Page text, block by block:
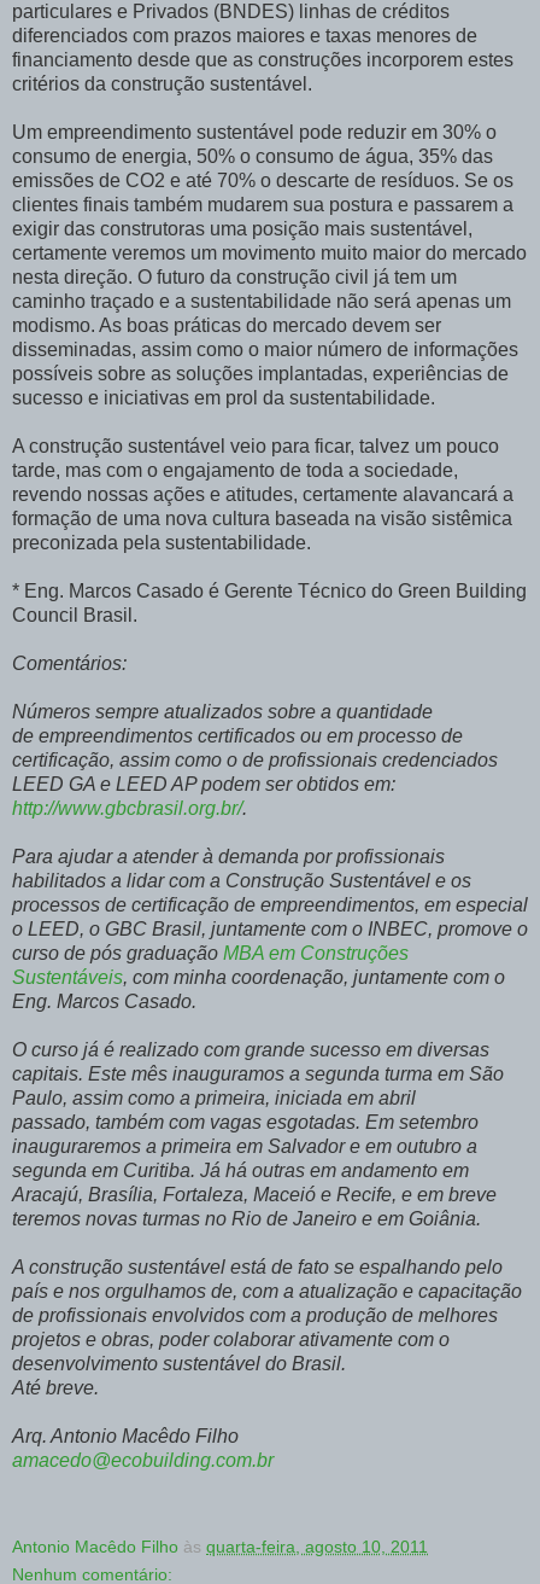
particulares e Privados (BNDES) linhas de créditos
diferenciados com prazos maiores e taxas menores de
financiamento desde que as construções incorporem estes
critérios da construção sustentável.
Um empreendimento sustentável pode reduzir em 30% o
consumo de energia, 50% o consumo de água, 35% das
emissões de CO2 e até 70% o descarte de resíduos. Se os
clientes finais também mudarem sua postura e passarem a
exigir das construtoras uma posição mais sustentável,
certamente veremos um movimento muito maior do mercado
nesta direção. O futuro da construção civil já tem um
caminho traçado e a sustentabilidade não será apenas um
modismo. As boas práticas do mercado devem ser
disseminadas, assim como o maior número de informações
possíveis sobre as soluções implantadas, experiências de
sucesso e iniciativas em prol da sustentabilidade.
A construção sustentável veio para ficar, talvez um pouco
tarde, mas com o engajamento de toda a sociedade,
revendo nossas ações e atitudes, certamente alavancará a
formação de uma nova cultura baseada na visão sistêmica
preconizada pela sustentabilidade.
* Eng. Marcos Casado é Gerente Técnico do Green Building
Council Brasil.
Comentários:
Números sempre atualizados sobre a quantidade
de empreendimentos certificados ou em processo de
certificação, assim como o de profissionais credenciados
LEED GA e LEED AP podem ser obtidos em:
http://www.gbcbrasil.org.br/.
Para ajudar a atender à demanda por profissionais
habilitados a lidar com a Construção Sustentável e os
processos de certificação de empreendimentos, em especial
o LEED, o GBC Brasil, juntamente com o INBEC, promove o
curso de pós graduação MBA em Construções
Sustentáveis, com minha coordenação, juntamente com o
Eng. Marcos Casado.
O curso já é realizado com grande sucesso em diversas
capitais. Este mês inauguramos a segunda turma em São
Paulo, assim como a primeira, iniciada em abril
passado, também com vagas esgotadas. Em setembro
inauguraremos a primeira em Salvador e em outubro a
segunda em Curitiba. Já há outras em andamento em
Aracajú, Brasília, Fortaleza, Maceió e Recife, e em breve
teremos novas turmas no Rio de Janeiro e em Goiânia.
A construção sustentável está de fato se espalhando pelo
país e nos orgulhamos de, com a atualização e capacitação
de profissionais envolvidos com a produção de melhores
projetos e obras, poder colaborar ativamente com o
desenvolvimento sustentável do Brasil.
Até breve.
Arq. Antonio Macêdo Filho
amacedo@ecobuilding.com.br
Antonio Macêdo Filho às quarta-feira, agosto 10, 2011
Nenhum comentário: